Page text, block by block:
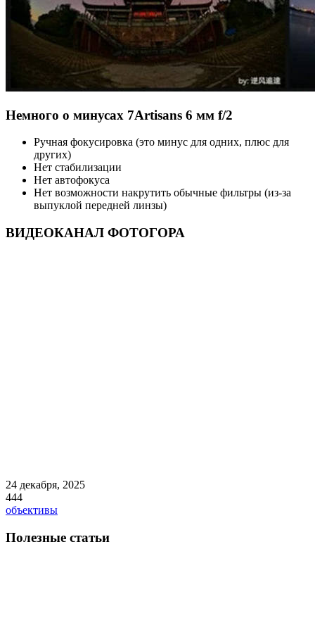
Немного о минусах 7Artisans 6 мм f/2
Ручная фокусировка (это минус для одних, плюс для
других)
Нет стабилизации
Нет автофокуса
Нет возможности накрутить обычные фильтры (из-за
выпуклой передней линзы)
ВИДЕОКАНАЛ ФОТОГОРА
24 декабря, 2025
444
объективы
Полезные статьи